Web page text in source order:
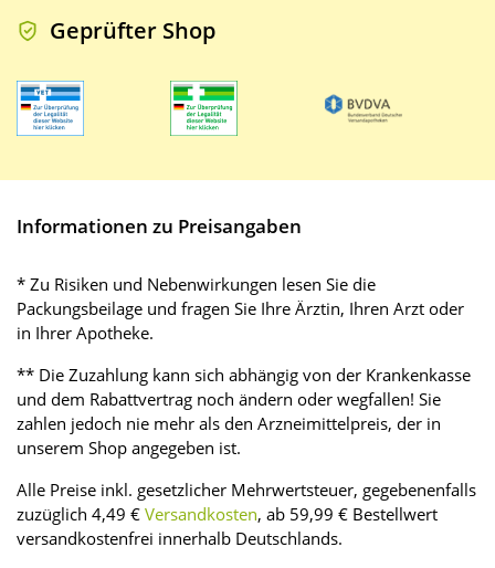
Geprüfter Shop
Informationen zu Preisangaben
* Zu Risiken und Nebenwirkungen lesen Sie die
Packungsbeilage und fragen Sie Ihre Ärztin, Ihren Arzt oder
in Ihrer Apotheke.
** Die Zuzahlung kann sich abhängig von der Krankenkasse
und dem Rabattvertrag noch ändern oder wegfallen! Sie
zahlen jedoch nie mehr als den Arzneimittelpreis, der in
unserem Shop angegeben ist.
Alle Preise inkl. gesetzlicher Mehrwertsteuer, gegebenenfalls
zuzüglich 4,49 € Versandkosten, ab 59,99 € Bestellwert
versandkostenfrei innerhalb Deutschlands.